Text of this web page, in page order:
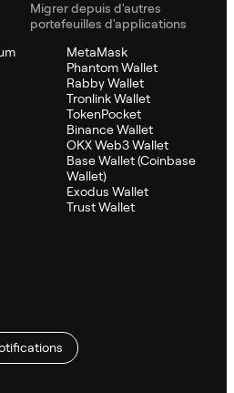
Migrer depuis d'autres
portefeuilles d'applications
MetaMask
Phantom Wallet
Rabby Wallet
Tronlink Wallet
TokenPocket
Binance Wallet
OKX Web3 Wallet
Base Wallet (Coinbase
Wallet)
Exodus Wallet
Trust Wallet